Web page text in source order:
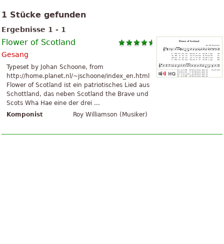
1 Stücke gefunden
Ergebnisse 1 - 1
Flower of Scotland
Gesang
Typeset by Johan Schoone, from
http://home.planet.nl/~jschoone/index_en.html
Flower of Scotland ist ein patriotisches Lied aus
Schottland, das neben Scotland the Brave und
Scots Wha Hae eine der drei ...
Komponist
Roy Williamson (Musiker)